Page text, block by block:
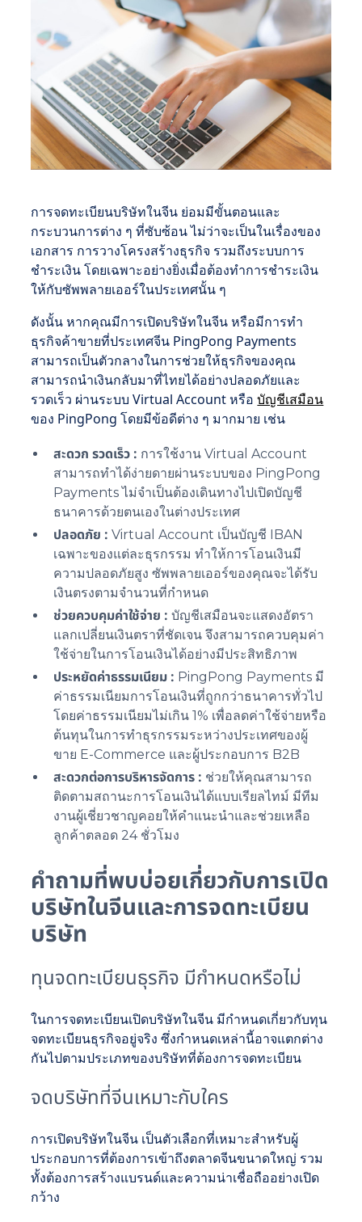
การจดทะเบียนบริษัทในจีน ย่อมมีขั้นตอนและ
กระบวนการต่าง ๆ ที่ซับซ้อน ไม่ว่าจะเป็นในเรื่องของ
เอกสาร การวางโครงสร้างธุรกิจ รวมถึงระบบการ
ชำระเงิน โดยเฉพาะอย่างยิ่งเมื่อต้องทำการชำระเงิน
ให้กับซัพพลายเออร์ในประเทศนั้น ๆ
ดังนั้น หากคุณมีการเปิดบริษัทในจีน หรือมีการทำ
ธุรกิจค้าขายที่ประเทศจีน PingPong Payments
สามารถเป็นตัวกลางในการช่วยให้ธุรกิจของคุณ
สามารถนำเงินกลับมาที่ไทยได้อย่างปลอดภัยและ
รวดเร็ว ผ่านระบบ Virtual Account หรือบัญชีเสมือน
ของ PingPong โดยมีข้อดีต่าง ๆ มากมาย เช่น
สะดวก รวดเร็ว : การใช้งาน Virtual Account
สามารถทำได้ง่ายดายผ่านระบบของ PingPong
Payments ไม่จำเป็นต้องเดินทางไปเปิดบัญชี
ธนาคารด้วยตนเองในต่างประเทศ
ปลอดภัย : Virtual Account เป็นบัญชี IBAN
เฉพาะของแต่ละธุรกรรม ทำให้การโอนเงินมี
ความปลอดภัยสูง ซัพพลายเออร์ของคุณจะได้รับ
เงินตรงตามจำนวนที่กำหนด
ช่วยควบคุมค่าใช้จ่าย : บัญชีเสมือนจะแสดงอัตรา
แลกเปลี่ยนเงินตราที่ชัดเจน จึงสามารถควบคุมค่า
ใช้จ่ายในการโอนเงินได้อย่างมีประสิทธิภาพ
ประหยัดค่าธรรมเนียม : PingPong Payments มี
ค่าธรรมเนียมการโอนเงินที่ถูกกว่าธนาคารทั่วไป
โดยค่าธรรมเนียมไม่เกิน 1% เพื่อลดค่าใช้จ่ายหรือ
ต้นทุนในการทำธุรกรรมระหว่างประเทศของผู้
ขาย E-Commerce และผู้ประกอบการ B2B
สะดวกต่อการบริหารจัดการ : ช่วยให้คุณสามารถ
ติดตามสถานะการโอนเงินได้แบบเรียลไทม์ มีทีม
งานผู้เชี่ยวชาญคอยให้คำแนะนำและช่วยเหลือ
ลูกค้าตลอด 24 ชั่วโมง
คำถามที่พบบ่อยเกี่ยวกับการเปิด
บริษัทในจีนและการจดทะเบียน
บริษัท
ทุนจดทะเบียนธุรกิจ มีกำหนดหรือไม่
ในการจดทะเบียนเปิดบริษัทในจีน มีกำหนดเกี่ยวกับทุน
จดทะเบียนธุรกิจอยู่จริง ซึ่งกำหนดเหล่านี้อาจแตกต่าง
กันไปตามประเภทของบริษัทที่ต้องการจดทะเบียน
จดบริษัทที่จีนเหมาะกับใคร
การเปิดบริษัทในจีน เป็นตัวเลือกที่เหมาะสำหรับผู้
ประกอบการที่ต้องการเข้าถึงตลาดจีนขนาดใหญ่ รวม
ทั้งต้องการสร้างแบรนด์และความน่าเชื่อถืออย่างเปิด
กว้าง